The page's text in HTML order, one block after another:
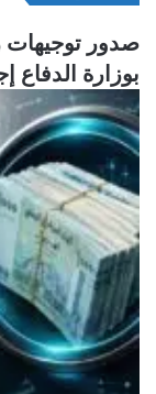
صدور توجيهات
بوزارة